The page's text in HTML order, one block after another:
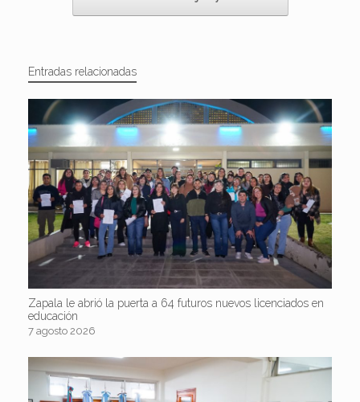
Entradas relacionadas
Zapala le abrió la puerta a 64 futuros nuevos licenciados en
educación
7 agosto 2026